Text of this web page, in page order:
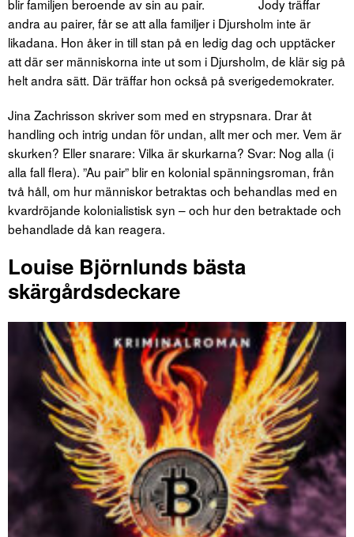
blir familjen beroende av sin au pair. Jody träffar
andra au pairer, får se att alla familjer i Djursholm inte är
likadana. Hon åker in till stan på en ledig dag och upptäcker
att där ser människorna inte ut som i Djursholm, de klär sig på
helt andra sätt. Där träffar hon också på sverigedemokrater.
Jina Zachrisson skriver som med en strypsnara. Drar åt
handling och intrig undan för undan, allt mer och mer. Vem är
skurken? Eller snarare: Vilka är skurkarna? Svar: Nog alla (i
alla fall flera). ”Au pair” blir en kolonial spänningsroman, från
två håll, om hur människor betraktas och behandlas med en
kvardröjande kolonialistisk syn – och hur den betraktade och
behandlade då kan reagera.
Louise Björnlunds bästa
skärgårdsdeckare